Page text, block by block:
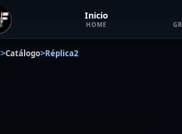
Inicio
HOME
>Catálogo>Réplica2